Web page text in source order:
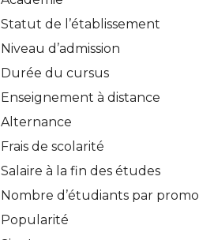
Statut de l’établissement
Niveau d’admission
Durée du cursus
Enseignement à distance
Alternance
Frais de scolarité
Salaire à la fin des études
Nombre d’étudiants par promo
Popularité